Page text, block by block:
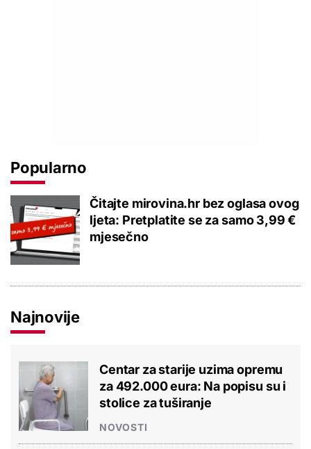
Popularno
Čitajte mirovina.hr bez oglasa ovog
ljeta: Pretplatite se za samo 3,99 €
mjesečno
Najnovije
Centar za starije uzima opremu
za 492.000 eura: Na popisu su i
stolice za tuširanje
NOVOSTI